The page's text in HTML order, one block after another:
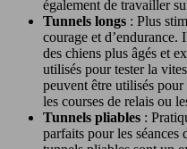
également de travailler
Tunnels longs : Plus
courage et d’endurance.
des chiens plus âgés et
utilisés pour tester la
peuvent être utilisés pour
les courses de relais ou
Tunnels pliables :
parfaits pour les séances